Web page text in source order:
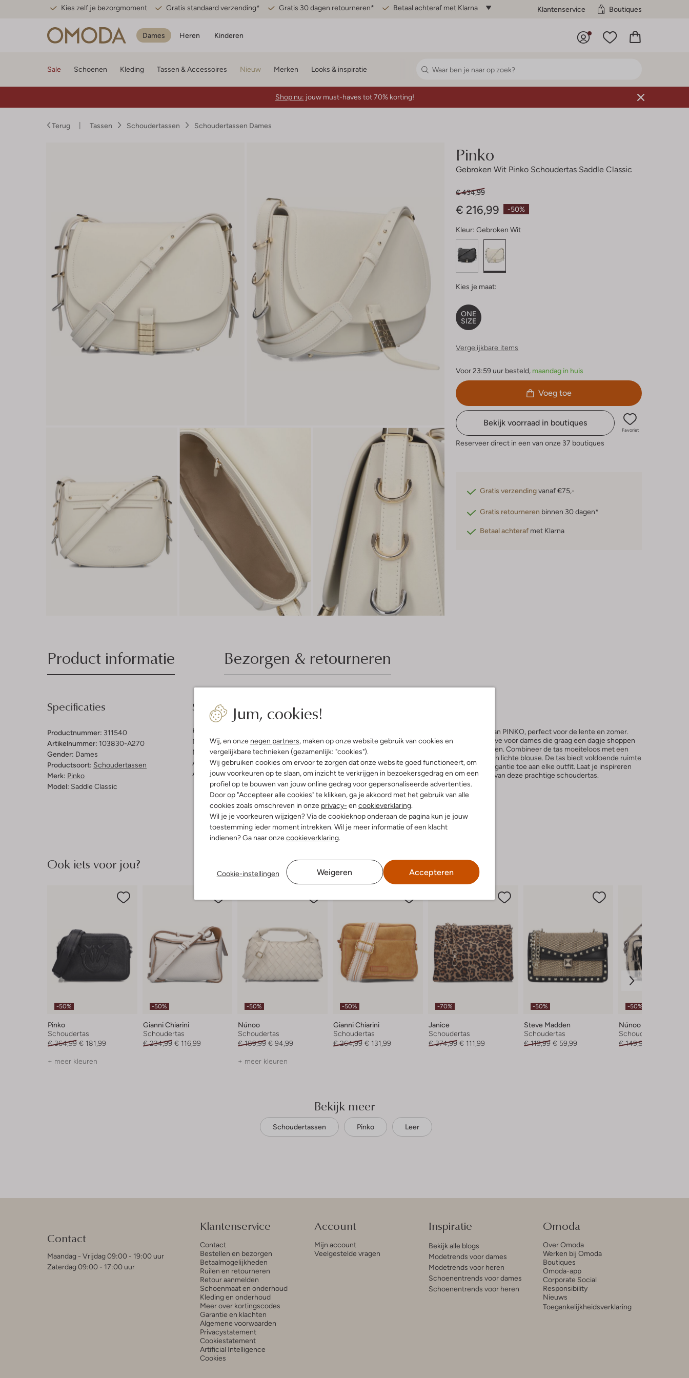
Kies zelf je bezorgmoment Gratis standaard verzending* Gratis 30 dagen retourneren* Betaal achteraf met Klarna Klantenservice Boutiques
Dames Heren Kinderen
Jum, cookies!
Wij, en onze negen partners, maken op onze website gebruik van cookies en
vergelijkbare technieken (gezamenlijk: "cookies").
Wij gebruiken cookies om ervoor te zorgen dat onze website goed functioneert, om
jouw voorkeuren op te slaan, om inzicht te verkrijgen in bezoekersgedrag en om een
profiel op te bouwen van jouw online gedrag voor gepersonaliseerde advertenties.
Door op "Accepteer alle cookies" te klikken, ga je akkoord met het gebruik van alle
cookies zoals omschreven in onze privacy- en cookieverklaring.
Wil je je voorkeuren wijzigen? Via de cookieknop onderaan de pagina kun je jouw
toestemming ieder moment intrekken. Wil je meer informatie of een klacht
indienen? Ga naar onzecookieverklaring.
Cookie-instellingen Weigeren Accepteren
Sale Schoenen Kleding Tassen & Accessoires Nieuw Merken Looks & inspiratie
Shop nu: jouw must-haves tot 70% korting!
Terug Tassen Schoudertassen Schoudertassen Dames
Pinko
Gebroken Wit Pinko Schoudertas Saddle Classic
-50%
€ 434,99
€ 216,99
Kleur: Gebroken Wit
Kies je maat:
ONE
SIZE
Vergelijkbare items
Voor 23:59 uur besteld, maandag in huis
Voeg toe
Bekijk voorraad in boutiques
Favoriet
Reserveer direct in een van onze 37 boutiques
Gratis verzendingvanaf €75,-
Gratis retourneren binnen 30 dagen*
Betaal achteraf met Klarna
Product informatie Bezorgen & retourneren
Specificaties
Productnummer: 311540
Artikelnummer: 103830-A270
Gender: Dames
Productsoort: Schoudertassen
Merk: Pinko
Model: Saddle Classic
Samenstelling & Pasvorm
Kleur:
Materiaal buitenkant:Leer
Materiaal binnenkant:Textiel
Afmetingen: 25 X 9 X 22
Afneembaar hengsel:Nee
Ontdek de SADDLE CLASSIC schoudertas van PINKO, perfect voor de lente en zomer.
Deze stijlvolle lichte leren tas is een must-have voor dames die graag een dagje shoppen
of een ontspannen picknick in het park plannen. Combineer de tas moeiteloos met een
luchtige zomerjurk of een casual jeans en een lichte blouse. De tas biedt voldoende ruimte
voor al je essentials en voegt een vleugje elegantie toe aan elke outfit. Laat je inspireren
door de veelzijdigheid en het tijdloze design van deze prachtige schoudertas.
Ook iets voor jou?
-50%
Pinko
Schoudertas
€ 364,99 € 181,99
+ meer kleuren
-50%
Gianni Chiarini
Schoudertas
€ 234,99 € 116,99
-50%
Núnoo
Schoudertas
€ 189,99 € 94,99
+ meer kleuren
-50%
Gianni Chiarini
Schoudertas
€ 264,99 € 131,99
-70%
Janice
Schoudertas
€ 374,99 € 111,99
-50%
Steve Madden
Schoudertas
€ 119,99 € 59,99
-50%
Núnoo
Schoudertas
€ 149,95
Bekijk meer
Schoudertassen Pinko Leer
Contact
Maandag - Vrijdag 09:00 - 19:00 uur
Zaterdag 09:00 - 17:00 uur
Klantenservice
Contact
Bestellen en bezorgen
Betaalmogelijkheden
Ruilen en retourneren
Retour aanmelden
Schoenmaat en onderhoud
Kleding en onderhoud
Meer over kortingscodes
Garantie en klachten
Algemene voorwaarden
Privacystatement
Cookiestatement
Artificial Intelligence
Cookies
Account
Mijn account
Veelgestelde vragen
Inspiratie
Bekijk alle blogs
Modetrends voor dames
Modetrends voor heren
Schoenentrends voor dames
Schoenentrends voor heren
Omoda
Over Omoda
Werken bij Omoda
Boutiques
Omoda-app
Corporate Social
Responsibility
Nieuws
Toegankelijkheidsverklaring